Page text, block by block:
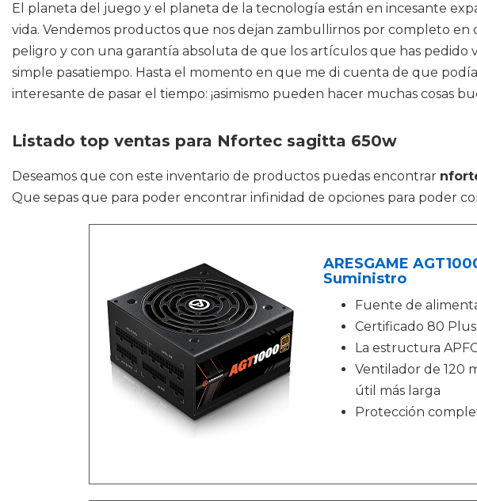
El planeta del juego y el planeta de la tecnología están en incesante
vida. Vendemos productos que nos dejan zambullirnos por completo
peligro y con una garantía absoluta de que los artículos que has
simple pasatiempo. Hasta el momento en que me di cuenta de que
interesante de pasar el tiempo: ¡asimismo pueden hacer muchas cosas
Listado top ventas para Nfortec sagitta 650w
Deseamos que con este inventario de productos puedas encontrar
Que sepas que para poder encontrar infinidad de opciones para poder
ARESGAME
Suministro
Fuente de
Certificado 80
La estructura
Ventilador de 120
útil más larga
Protección